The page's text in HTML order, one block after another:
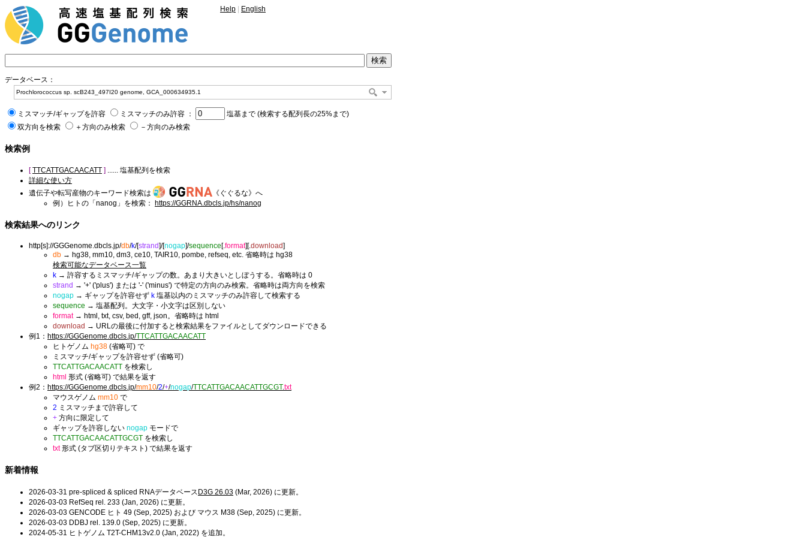
Help English
データベース：
ミスマッチ/ギャップを許容 ミスマッチのみ許容 ：
塩基まで (検索する配列長の25%まで)
双方向を検索
＋方向のみ検索 －方向のみ検索
検索例
[ TTCATTGACAACATT ] ...... 塩基配列を検索
詳細な使い方
遺伝子や転写産物のキーワード検索は
《ぐぐるな》へ
例）ヒトの「nanog」を検索： https://GGRNA.dbcls.jp/hs/nanog
検索結果へのリンク
http[s]://GGGenome.dbcls.jp/db/k/[strand]/[nogap]/sequence[.format][.download]
db → hg38, mm10, dm3, ce10, TAIR10, pombe, refseq, etc. 省略時は hg38
検索可能なデータベース一覧
k → 許容するミスマッチ/ギャップの数。あまり大きいとしぼうする。省略時は 0
strand → '+' ('plus') または '-' ('minus') で特定の方向のみ検索。省略時は両方向を検索
nogap → ギャップを許容せず k 塩基以内のミスマッチのみ許容して検索する
sequence → 塩基配列。大文字・小文字は区別しない
format→ html, txt, csv, bed, gff, json。省略時は html
download → URLの最後に付加すると検索結果をファイルとしてダウンロードできる
例1： https://GGGenome.dbcls.jp/TTCATTGACAACATT
ヒトゲノム hg38 (省略可) で
ミスマッチ/ギャップを許容せず (省略可)
TTCATTGACAACATT を検索し
html 形式 (省略可) で結果を返す
例2： https://GGGenome.dbcls.jp/mm10/2/+/nogap/TTCATTGACAACATTGCGT.txt
マウスゲノム mm10 で
2 ミスマッチまで許容して
+ 方向に限定して
ギャップを許容しない nogap モードで
TTCATTGACAACATTGCGT を検索し
txt形式 (タブ区切りテキスト) で結果を返す
新着情報
2026-03-31 pre-spliced & spliced RNAデータベース D3G 26.03 (Mar, 2026) に更新。
2026-03-03 RefSeq rel. 233 (Jan, 2026) に更新。
2026-03-03 GENCODE ヒト 49 (Sep, 2025) および マウス M38 (Sep, 2025) に更新。
2026-03-03 DDBJ rel. 139.0 (Sep, 2025) に更新。
2024-05-31 ヒトゲノム T2T-CHM13v2.0 (Jan, 2022) を追加。